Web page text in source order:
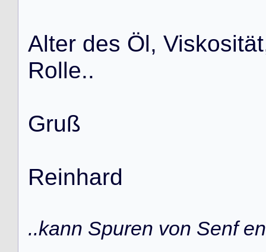
Alter des Öl, Viskosität
Rolle..
Gruß
Reinhard
..kann Spuren von Senf